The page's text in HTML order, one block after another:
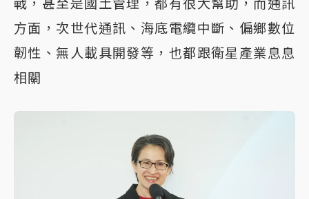
戰，甚至是國土管理，都有很大幫助，而通訊
方面，次世代通訊、海底電纜中斷、偏鄉數位
韌性、無人載具開發等，也都跟衛星產業息息
相關